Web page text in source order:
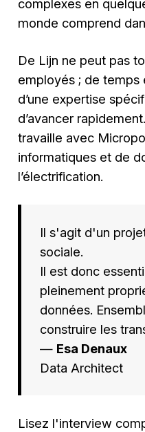
complexes en
monde comprend
De Lijn ne peut pas
employés ; de temps
d’une expertise
d’avancer
travaille avec
informatiques et de
l’électrification.
Il s'agit d'un
sociale.
Il est donc
pleinement
données.
construire les
— Esa Denaux
Data Architect
Lisez l'interview